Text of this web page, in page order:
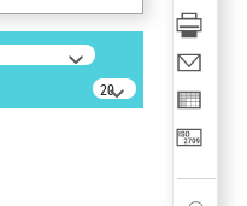
20
résultats/page